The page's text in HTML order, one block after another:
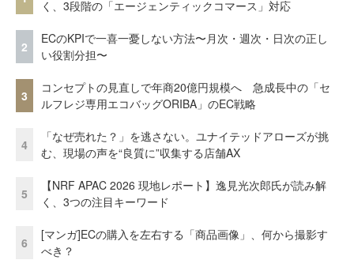
く、3段階の「エージェンティックコマース」対応
2
ECのKPIで一喜一憂しない方法〜月次・週次・日次の正し
い役割分担〜
3
コンセプトの見直しで年商20億円規模へ 急成長中の「セ
ルフレジ専用エコバッグORIBA」のEC戦略
4
「なぜ売れた？」を逃さない。ユナイテッドアローズが挑
む、現場の声を“良質に”収集する店舗AX
5
【NRF APAC 2026 現地レポート】逸見光次郎氏が読み解
く、3つの注目キーワード
6
[マンガ]ECの購入を左右する「商品画像」、何から撮影す
べき？